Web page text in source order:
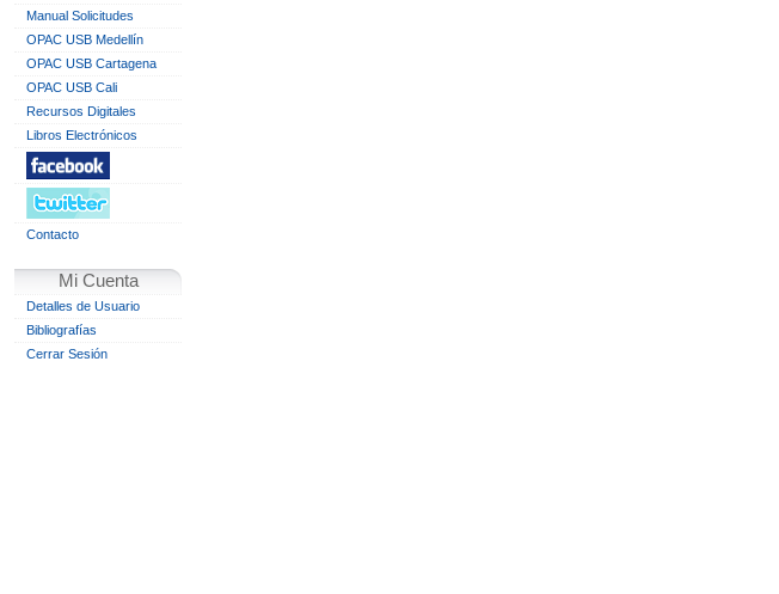
Manual Solicitudes
OPAC USB Medellín
OPAC USB Cartagena
OPAC USB Cali
Recursos Digitales
Libros Electrónicos
Contacto
Mi Cuenta
Detalles de Usuario
Bibliografías
Cerrar Sesión